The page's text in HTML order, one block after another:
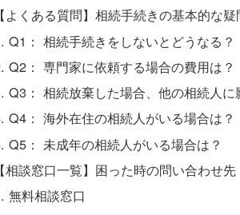
【よくある質問】相続手続きの基本的な疑
Q1： 相続手続きをしないとどうなる？
Q2： 専門家に依頼する場合の費用は？
Q3： 相続放棄した場合、他の相続人に
Q4： 海外在住の相続人がいる場合は？
Q5： 未成年の相続人がいる場合は？
【相談窓口一覧】困った時の問い合わせ先
無料相談窓口